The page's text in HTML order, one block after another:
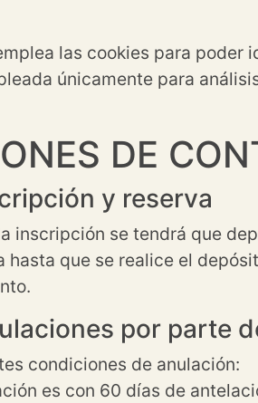
las cookies para poder
únicamente para
DE
y reserva
inscripción se tendrá que
hasta que se realice el
por parte
condiciones de anulación:
es con 60 días de